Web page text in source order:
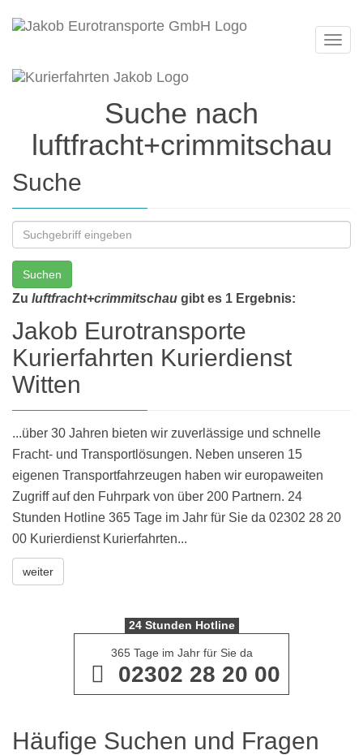
Suche nach
luftfracht+crimmitschau
Suche
Suchen
Zu luftfracht+crimmitschau gibt es 1 Ergebnis:
Jakob Eurotransporte
Kurierfahrten Kurierdienst
Witten
...über 30 Jahren bieten wir zuverlässige und schnelle
Fracht- und Transportlösungen. Neben unseren 15
eigenen Transportfahrzeugen haben wir europaweiten
Zugriff auf den Fuhrpark von über 200 Partnern. 24
Stunden Hotline 365 Tage im Jahr für Sie da 02302 28 20
00 Kurierdienst Kurierfahrten...
weiter
24 Stunden Hotline
365 Tage im Jahr für Sie da
02302 28 20 00
Häufige Suchen und Fragen